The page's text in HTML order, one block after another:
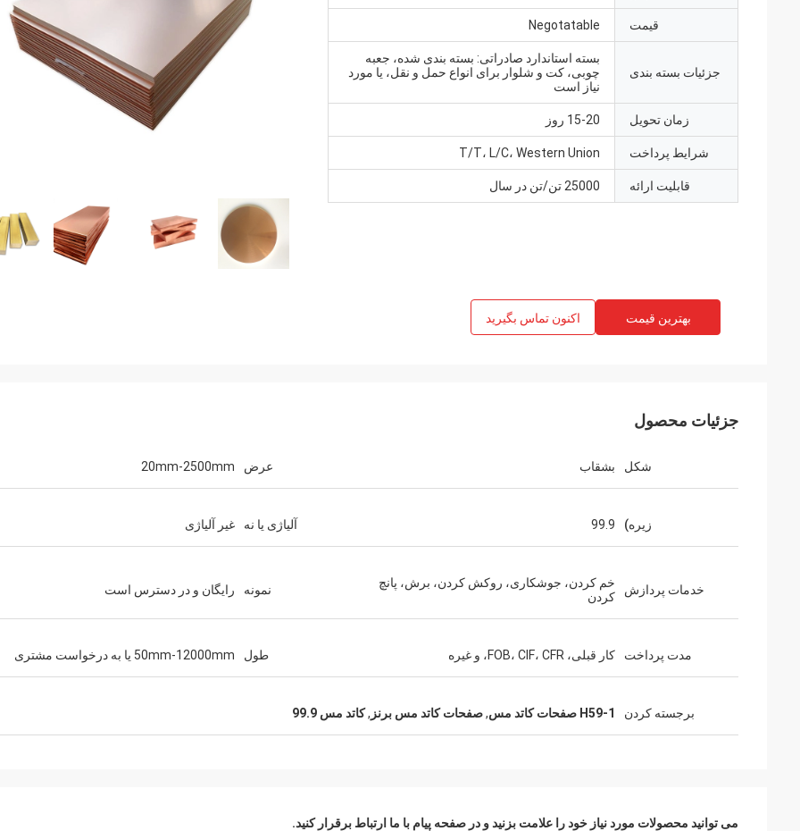
قیمت Negotatable
جزئیات بسته بندی
بسته استاندارد صادراتی: بسته بندی شده، جعبه
چوبی، کت و شلوار برای انواع حمل و نقل، یا مورد
نیاز است
زمان تحویل 15-20 روز
شرایط پرداخت T/T، L/C، Western Union
قابلیت ارائه 25000 تن/تن در سال
بهترین قیمت اکنون تماس بگیرید
جزئیات محصول
شکل بشقاب عرض 20mm-2500mm
زیره) 99.9 آلیاژی یا نه غیر آلیاژی
خدمات پردازش
خم کردن، جوشکاری، روکش کردن، برش، پانچ
کردن
نمونه رایگان و در دسترس است
مدت پرداخت کار قبلی، FOB، CIF، CFR، و غیره طول 50mm-12000mm یا به درخواست مشتری
برجسته کردن H59-1 صفحات کاتد مس ,صفحات کاتد مس برنز ,کاتد مس 99.9
می توانید محصولات مورد نیاز خود را علامت بزنید و در صفحه پیام با ما ارتباط برقرار کنید.